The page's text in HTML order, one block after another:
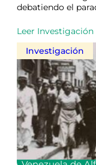
debatiendo el
Leer Investigación
Investigación